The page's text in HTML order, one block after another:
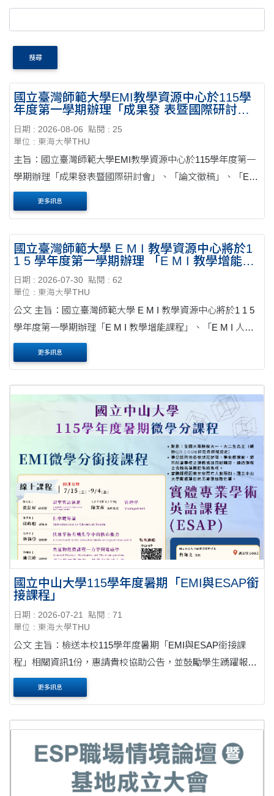
搜尋
國立臺灣師範大學EMI教學資源中心於115學
年度第一學期辦理「成果發 表暨國際研討
教學助理培訓系列講座」及「跨校公開觀議
課」
日期 : 2026-08-06
點閱 : 25
單位 : 東海大學THU
主旨：國立臺灣師範大學EMI教學資源中心於115學年度第一
學期辦理「成果發表暨國際研討會」、「論文徵稿」、「EMI
教師教學增能及教學助理培訓系列講座」及「跨校公開觀議
課」，詳如說明，請惠予轉知並鼓勵貴校師生踴躍....
更多訊息
國立臺灣師範大學 E M I 教學資源中心將於1
1 5 學年度第一學期辦理 「E M I 教學增能課
程」、「E M I 人才與領導課程」及 「EMI教
師專業社群補助計劃」
日期 : 2026-07-30 點閱 : 62
單位 : 東海大學THU
公文 主旨：國立臺灣師範大學 E M I 教學資源中心將於1 1 5
學年度第一學期辦理「E M I 教學增能課程」、「E M I 人才
與領導課程」及「EMI教師專業社群補助計劃」，詳如說明，
請惠予轉知並邀請貴校師生踴躍報名參加，請....
更多訊息
國立中山大學115學年度暑期「EMI與ESAP銜
接課程」
日期 : 2026-07-21
點閱 : 71
單位 : 東海大學THU
公文 主旨：檢送本校115學年度暑期「EMI與ESAP銜接課
程」相關資訊1份，惠請貴校協助公告，並鼓勵學生踴躍報名
參加，請查照。 說明： 一、為協助大專校院學生銜接全英語
授課（EMI）環境，提升專業學科之英語溝通....
更多訊息